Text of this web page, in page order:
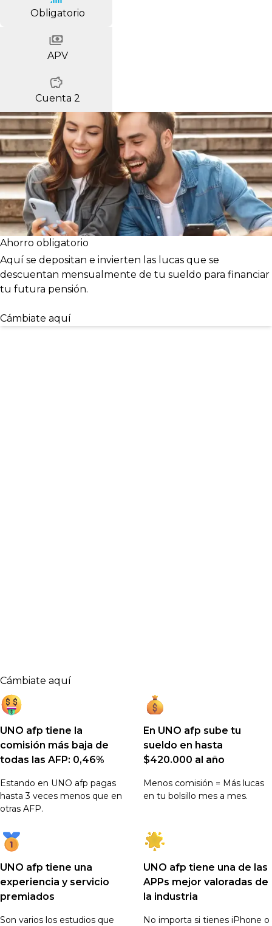
Obligatorio
APV
Cuenta 2
Ahorro obligatorio
Aquí se depositan e invierten las lucas que se
descuentan mensualmente de tu sueldo para financiar
tu futura pensión.
Cámbiate aquí
Cámbiate aquí
UNO afp tiene la
comisión más baja de
todas las AFP: 0,46%
Estando en UNO afp pagas
hasta 3 veces menos que en
otras AFP.
En UNO afp sube tu
sueldo en hasta
$420.000 al año
Menos comisión = Más lucas
en tu bolsillo mes a mes.
UNO afp tiene una
experiencia y servicio
premiados
Son varios los estudios que
UNO afp tiene una de las
APPs mejor valoradas de
la industria
No importa si tienes iPhone o